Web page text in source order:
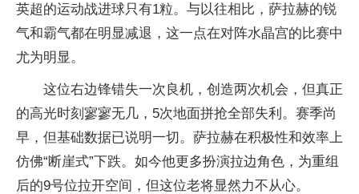
英超的运动战进球只有1粒。与以往相比，萨拉赫的锐
气和霸气都在明显减退，这一点在对阵水晶宫的比赛中
尤为明显。
这位右边锋错失一次良机，创造两次机会，但真正
的高光时刻寥寥无几，5次地面拼抢全部失利。赛季尚
早，但基础数据已说明一切。萨拉赫在积极性和效率上
仿佛“断崖式”下跌。如今他更多扮演拉边角色，为重组
后的9号位拉开空间，但这位老将显然力不从心。